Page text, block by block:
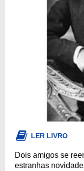
LER LIVRO
Dois amigos se
estranhas